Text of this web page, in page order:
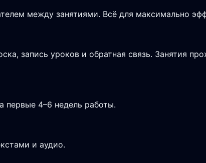
между занятиями. Всё для максимально
запись уроков и обратная связь. Занятия
первые 4–6 недель работы.
и аудио.